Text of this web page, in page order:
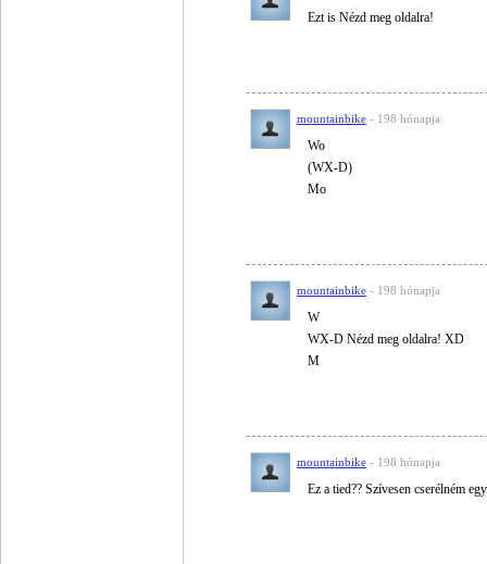
Ezt is Nézd meg oldalra!
mountainbike - 198 hónapja
Wo
(WX-D)
Mo
mountainbike - 198 hónapja
W
WX-D Nézd meg oldalra! XD
M
mountainbike - 198 hónapja
Ez a tied?? Szívesen cserélném